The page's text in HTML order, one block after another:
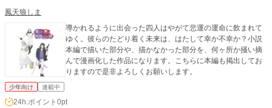
鳳天狼しま
導かれるように出会った四人はやがて悲運の運命に飲まれて
ゆく。彼らのたどり着く未来は、はたして幸か不幸か？小説
本編で描いた部分や、描かなかった部分を、何ヶ所か掻い摘
んで漫画化した作品になります。こちらに本編も掲出してお
りますので是非よろしくお願いします。
少年向け 連載中
24h.ポイント 0pt